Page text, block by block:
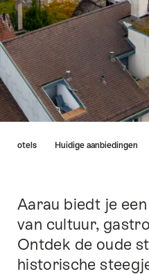
rechtstreeks
leiden
naar
de
ankerpunten
Hotels Huidige aanbiedingen
Inleiding
Aarau biedt je
van cultuur,
Ontdek de oude
historische